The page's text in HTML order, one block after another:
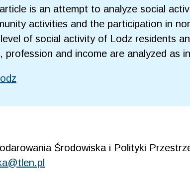
is an attempt to analyze social
activities and the participation in
of social activity of Lodz residents
and income are analyzed as
Środowiska i Polityki